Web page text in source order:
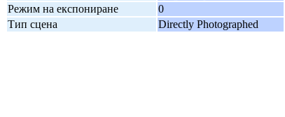
Режим на експониране
0
Тип сцена
Directly Photographed